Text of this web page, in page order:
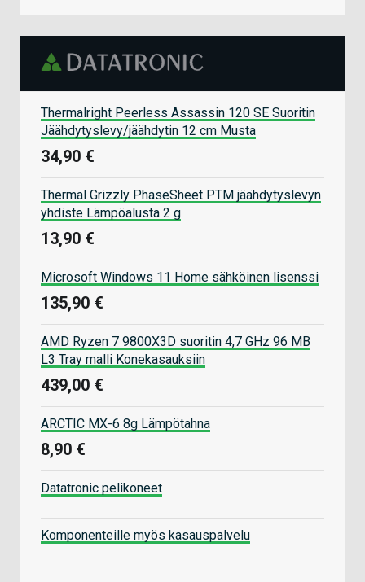
Thermalright Peerless Assassin 120 SE Suoritin
Jäähdytyslevy/jäähdytin 12 cm Musta
34,90 €
Thermal Grizzly PhaseSheet PTM jäähdytyslevyn
yhdiste Lämpöalusta 2 g
13,90 €
Microsoft Windows 11 Home sähköinen lisenssi
135,90 €
AMD Ryzen 7 9800X3D suoritin 4,7 GHz 96 MB
L3 Tray malli Konekasauksiin
439,00 €
ARCTIC MX-6 8g Lämpötahna
8,90 €
Datatronic pelikoneet
Komponenteille myös kasauspalvelu